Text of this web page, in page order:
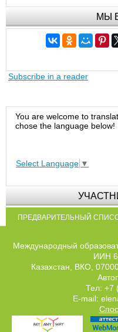
МЫ
Subscribe in a reader
You are welcome to
chose the language below!
Select Language ▼
ПРЕДВАРИТЕЛЬНЫЙ
Международный
ИИН
Казахстан, ВКО,
Тел: +7
E-mail: